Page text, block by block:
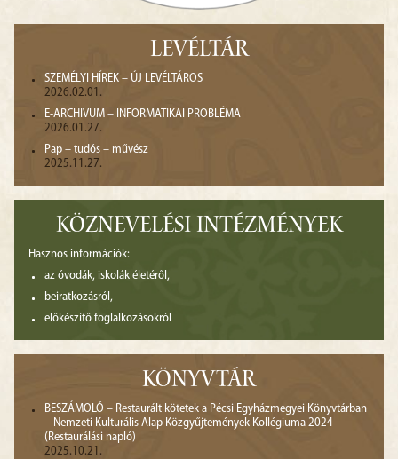
LEVÉLTÁR
SZEMÉLYI HÍREK – ÚJ LEVÉLTÁROS
2026.02.01.
E-ARCHIVUM – INFORMATIKAI PROBLÉMA
2026.01.27.
Pap – tudós – művész
2025.11.27.
KÖZNEVELÉSI INTÉZMÉNYEK
Hasznos információk:
az óvodák, iskolák életéről,
beiratkozásról,
előkészítő foglalkozásokról
KÖNYVTÁR
BESZÁMOLÓ – Restaurált kötetek a Pécsi Egyházmegyei Könyvtárban
– Nemzeti Kulturális Alap Közgyűjtemények Kollégiuma 2024
(Restaurálási napló)
2025.10.21.